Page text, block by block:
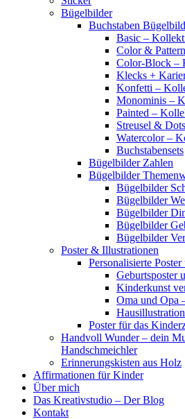
Bügelbilder
Buchstaben
Basic –
Color &
Color-Block –
Klecks +
Konfetti –
Monominis –
Painted –
Streusel &
Watercolor –
Buchstabensets
Bügelbilder Zahlen
Bügelbilder
Bügelbilder
Bügelbilder
Bügelbilder
Bügelbilder
Bügelbilder
Poster & Illustrationen
Personalisierte
Geburtsposter
Kinderkunst
Oma und Opa
Poster für das
Handvoll Wunder – dein
Handschmeichler
Erinnerungskisten aus Holz
Affirmationen für Kinder
Über mich
Das Kreativstudio – Der Blog
Kontakt